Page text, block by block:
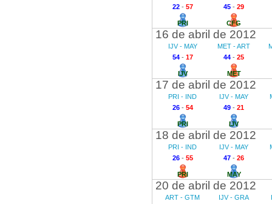
22- 57
PRI
45 - 29
CFG
16 de abril de 2012
IJV - MAY
54- 17
IJV
MET - ART
44 - 25
MET
17 de abril de 2012
PRI - IND
26- 54
PRI
IJV - MAY
49 - 21
IJV
18 de abril de 2012
PRI - IND
26- 55
PRI
IJV - MAY
47 - 26
MAY
20 de abril de 2012
ART - GTM
IJV - GRA